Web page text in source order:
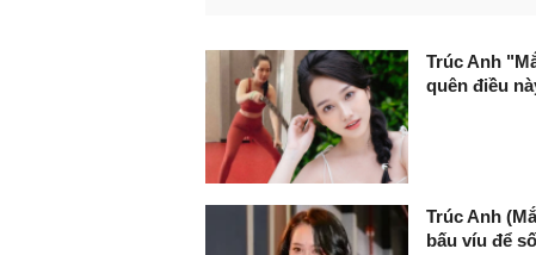
Trúc Anh
quên điều
Trúc Anh
bấu víu để